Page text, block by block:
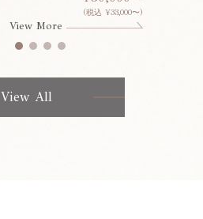
(税込 ¥33,000〜)
View More
View All